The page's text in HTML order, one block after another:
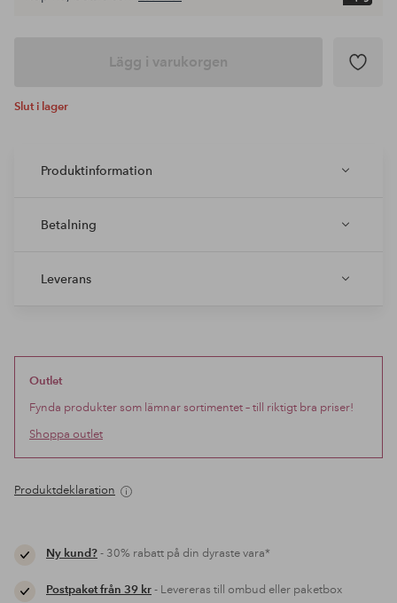
Lägg i varukorgen
Slut i lager
Produktinformation
Betalning
Leverans
Outlet
Fynda produkter som lämnar sortimentet – till riktigt bra priser!
Shoppa outlet
Produktdeklaration
Ny kund?- 30% rabatt på din dyraste vara*
Postpaket från 39 kr- Levereras till ombud eller paketbox